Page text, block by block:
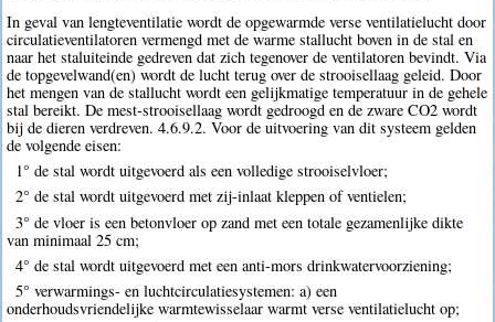
In geval van lengteventilatie wordt de opgewarmde verse ventilatielucht door
circulatieventilatoren vermengd met de warme stallucht boven in de stal en
naar het staluiteinde gedreven dat zich tegenover de ventilatoren bevindt. Via
de topgevelwand(en) wordt de lucht terug over de strooisellaag geleid. Door
het mengen van de stallucht wordt een gelijkmatige temperatuur in de gehele
stal bereikt. De mest-strooisellaag wordt gedroogd en de zware CO2 wordt
bij de dieren verdreven. 4.6.9.2. Voor de uitvoering van dit systeem gelden
de volgende eisen:
1° de stal wordt uitgevoerd als een volledige strooiselvloer;
2° de stal wordt uitgevoerd met zij-inlaat kleppen of ventielen;
3° de vloer is een betonvloer op zand met een totale gezamenlijke dikte
van minimaal 25 cm;
4° de stal wordt uitgevoerd met een anti-mors drinkwatervoorziening;
5° verwarmings- en luchtcirculatiesystemen: a) een
onderhoudsvriendelijke warmtewisselaar warmt verse ventilatielucht op;